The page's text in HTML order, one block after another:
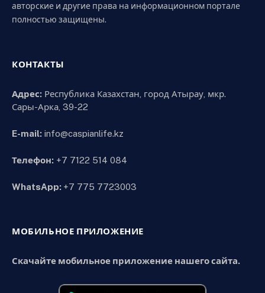
авторские и другие права на информационном портале
полностью защищены.
КОНТАКТЫ
Адрес: Республика Казахстан, город Атырау, мкр.
Сары-Арка, 39-22
E-mail: info@caspianlife.kz
Телефон: +7 7122 514 084
WhatsApp: +7 775 7723003
МОБИЛЬНОЕ ПРИЛОЖЕНИЕ
Скачайте мобильное приложение нашего сайта.